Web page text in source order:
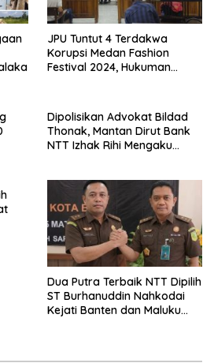
JPU Tuntut 4 Terdakwa
Korupsi Medan Fashion
Festival 2024, Hukuman
Dipolisikan Advokat Bildad
Thonak, Mantan Dirut Bank
NTT Izhak Rihi Mengaku
Dua Putra Terbaik NTT Dipilih
ST Burhanuddin Nahkodai
Kejati Banten dan Maluku